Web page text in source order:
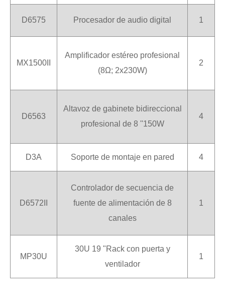
D6575 Procesador de audio digital 1
MX1500II
Amplificador estéreo profesional
(8Ω; 2x230W)
2
D6563
Altavoz de gabinete bidireccional
profesional de 8 ''150W
4
D3A Soporte de montaje en pared 4
D6572II
Controlador de secuencia de
fuente de alimentación de 8
canales
1
MP30U
30U 19 "Rack con puerta y
ventilador
1